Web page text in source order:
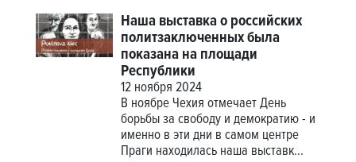
Наша выставка о российских
политзаключенных была
показана на площади
Республики
12 ноября 2024
В ноябре Чехия отмечает День
борьбы за свободу и демократию - и
именно в эти дни в самом центре
Праги находилась наша выставк...